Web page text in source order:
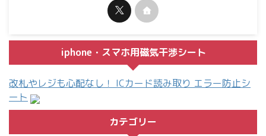
iphone・スマホ用磁気干渉シート
改札やレジも心配なし！ ICカード読み取り エラー防止シ
ート
カテゴリー